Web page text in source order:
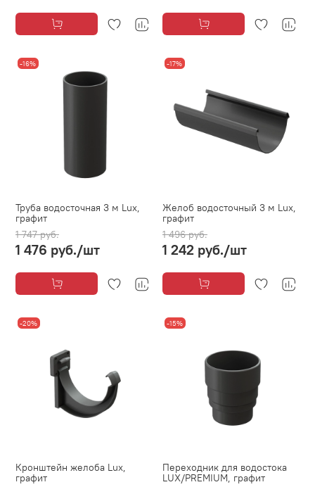
-16%
Труба водосточная 3 м Lux,
графит
1 747 руб.
1 476 руб./шт
-17%
Желоб водосточный 3 м Lux,
графит
1 496 руб.
1 242 руб./шт
-20%
Кронштейн желоба Lux,
графит
-15%
Переходник для водостока
LUX/PREMIUM, графит